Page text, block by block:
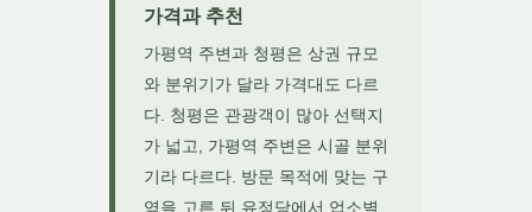
가격과 추천
가평역 주변과 청평은 상권 규모
와 분위기가 달라 가격대도 다르
다. 청평은 관광객이 많아 선택지
가 넓고, 가평역 주변은 시골 분위
기라 다르다. 방문 목적에 맞는 구
역을 고른 뒤 유정당에서 업소별